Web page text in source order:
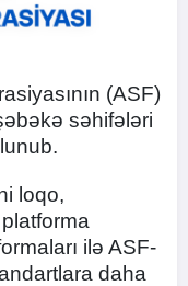
(ASF)
səhifələri
loqo,
ilə ASF-
daha